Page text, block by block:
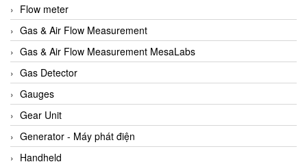
AQ Matic
Aqualabo Vietnam
Aquametro
ARCA Regler
Arcos Hydraulik
Ardetem-Sfere-Vietnam
Argal
AS ENERGI
Flow meter
Gas & Air Flow Measurement
Gas & Air Flow Measurement MesaLabs
Gas Detector
Gauges
Gear Unit
Generator - Máy phát điện
Handheld